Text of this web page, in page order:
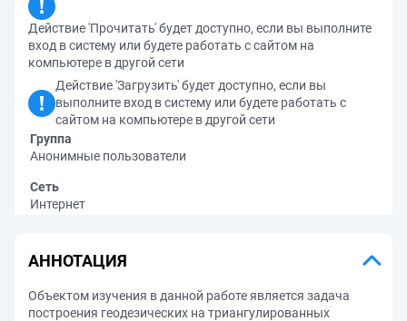
Действие 'Прочитать' будет доступно, если вы выполните
вход в систему или будете работать с сайтом на
компьютере в другой сети
Действие 'Загрузить' будет доступно, если вы
выполните вход в систему или будете работать с
сайтом на компьютере в другой сети
Группа
Анонимные пользователи
Сеть
Интернет
АННОТАЦИЯ
Объектом изучения в данной работе является задача
построения геодезических на триангулированных